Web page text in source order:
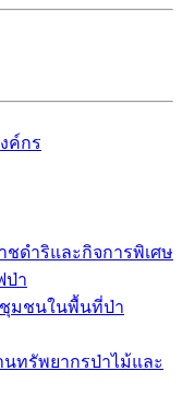
ค์กร
ชดำริและกิจการพิเศษ
ป่า
มชนในพื้นที่ป่า
ทรัพยากรป่าไม้และ